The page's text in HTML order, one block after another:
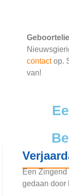
contactop.
van!
Een
gedaan door